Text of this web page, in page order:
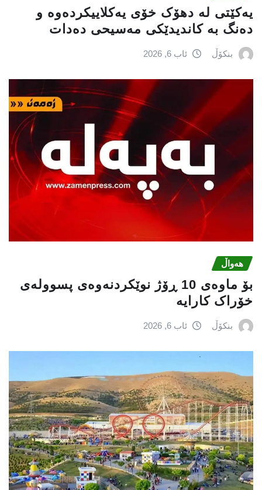
یەکێتی لە دهۆک خۆی یەکلاییکردەوە و
دەنگ بە کاندیدێکی مەسیحی دەدات
بنکۆڵ ئاب 6, 2026
هەواڵ
بۆ ماوەی 10 ڕۆژ نوێکردنەوەی پسوولەی
خۆراک کارایە
بنکۆڵ ئاب 6, 2026